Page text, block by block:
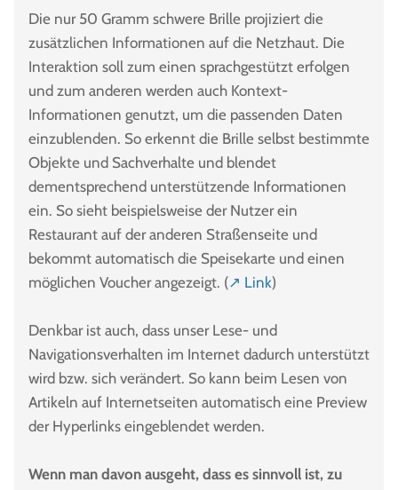
Die nur 50 Gramm schwere Brille projiziert die
zusätzlichen Informationen auf die Netzhaut. Die
Interaktion soll zum einen sprachgestützt erfolgen
und zum anderen werden auch Kontext-
Informationen genutzt, um die passenden Daten
einzublenden. So erkennt die Brille selbst bestimmte
Objekte und Sachverhalte und blendet
dementsprechend unterstützende Informationen
ein. So sieht beispielsweise der Nutzer ein
Restaurant auf der anderen Straßenseite und
bekommt automatisch die Speisekarte und einen
möglichen Voucher angezeigt. (↗ Link)
Denkbar ist auch, dass unser Lese- und
Navigationsverhalten im Internet dadurch unterstützt
wird bzw. sich verändert. So kann beim Lesen von
Artikeln auf Internetseiten automatisch eine Preview
der Hyperlinks eingeblendet werden.
Wenn man davon ausgeht, dass es sinnvoll ist, zu